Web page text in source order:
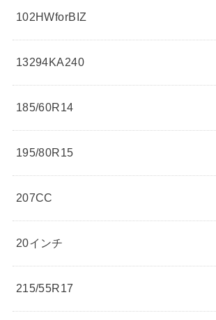
102HWforBIZ
13294KA240
185/60R14
195/80R15
207CC
20インチ
215/55R17